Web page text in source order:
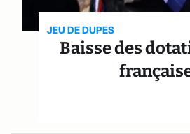
JEU DE DUPES
Baisse des